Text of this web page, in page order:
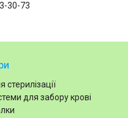
30-73
стерилізації
для забору крові